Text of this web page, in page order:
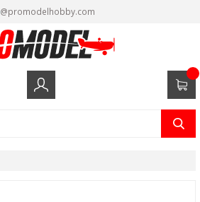
@promodelhobby.com